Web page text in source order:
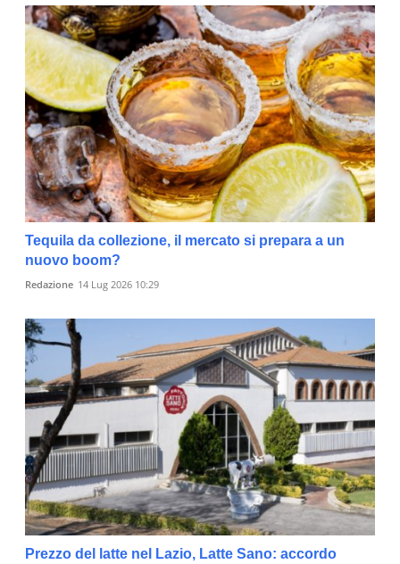
Tequila da collezione, il mercato si prepara a un
nuovo boom?
Redazione 14 Lug 2026 10:29
Prezzo del latte nel Lazio, Latte Sano: accordo